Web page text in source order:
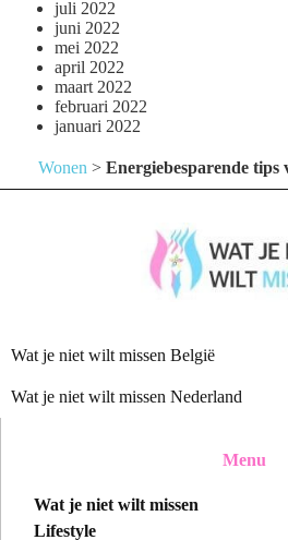
juli 2022
juni 2022
mei 2022
april 2022
maart 2022
februari 2022
januari 2022
Wonen > Energiebesparende
Wat je niet wilt missen België
Wat je niet wilt missen Nederland
Menu
Wat je niet wilt missen
Lifestyle